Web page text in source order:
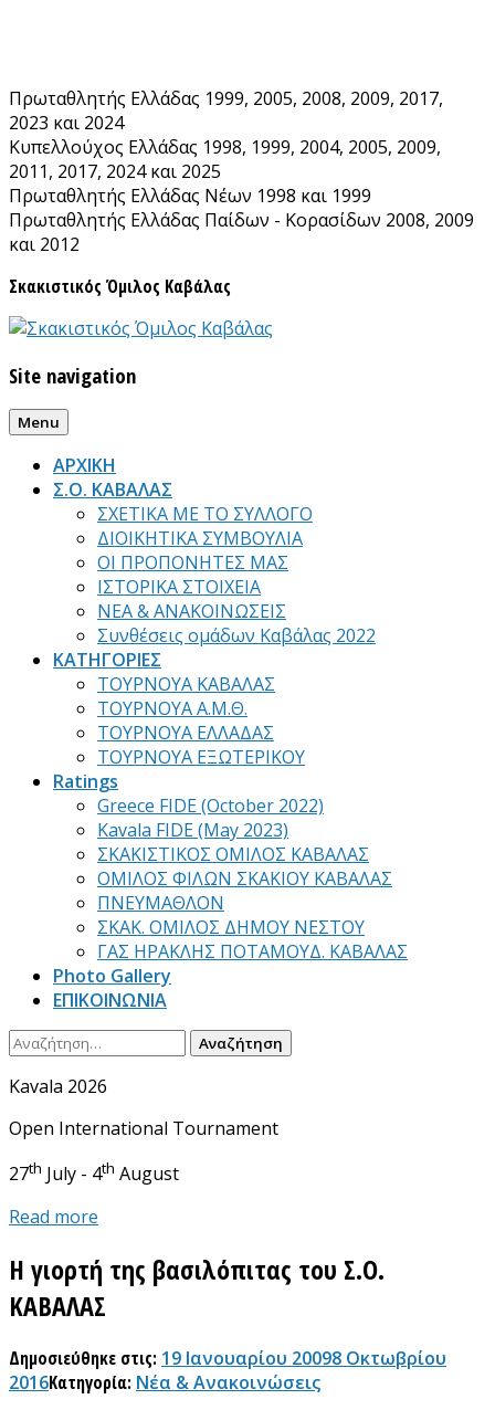
Πρωταθλητής Ελλάδας 1999, 2005, 2008, 2009, 2017,
2023 και 2024
Κυπελλούχος Ελλάδας 1998, 1999, 2004, 2005, 2009,
2011, 2017, 2024 και 2025
Πρωταθλητής Ελλάδας Νέων 1998 και 1999
Πρωταθλητής Ελλάδας Παίδων - Κορασίδων 2008, 2009
και 2012
Σκακιστικός Όμιλος Καβάλας
Site navigation
Menu
ΑΡΧΙΚΗ
Σ.Ο. ΚΑΒΑΛΑΣ
ΣΧΕΤΙΚΑ ΜΕ ΤΟ ΣΥΛΛΟΓΟ
ΔΙΟΙΚΗΤΙΚΑ ΣΥΜΒΟΥΛΙΑ
ΟΙ ΠΡΟΠΟΝΗΤΕΣ ΜΑΣ
ΙΣΤΟΡΙΚΑ ΣΤΟΙΧΕΙΑ
ΝΕΑ & ΑΝΑΚΟΙΝΩΣΕΙΣ
Συνθέσεις ομάδων Καβάλας 2022
ΚΑΤΗΓΟΡΙΕΣ
ΤΟΥΡΝΟΥΑ ΚΑΒΑΛΑΣ
ΤΟΥΡΝΟΥΑ Α.Μ.Θ.
ΤΟΥΡΝΟΥΑ ΕΛΛΑΔΑΣ
ΤΟΥΡΝΟΥΑ ΕΞΩΤΕΡΙΚΟΥ
Ratings
Greece FIDE (October 2022)
Kavala FIDE (May 2023)
ΣΚΑΚΙΣΤΙΚΟΣ ΟΜΙΛΟΣ ΚΑΒΑΛΑΣ
ΟΜΙΛΟΣ ΦΙΛΩΝ ΣΚΑΚΙΟΥ ΚΑΒΑΛΑΣ
ΠΝΕΥΜΑΘΛΟΝ
ΣΚΑΚ. ΟΜΙΛΟΣ ΔΗΜΟΥ ΝΕΣΤΟΥ
ΓΑΣ ΗΡΑΚΛΗΣ ΠΟΤΑΜΟΥΔ. ΚΑΒΑΛΑΣ
Photo Gallery
ΕΠΙΚΟΙΝΩΝΙΑ
Αναζήτηση
Kavala 2026
Open International Tournament
27th July - 4th August
Read more
Η γιορτή της βασιλόπιτας του Σ.Ο.
ΚΑΒΑΛΑΣ
Δημοσιεύθηκε στις: 19 Ιανουαρίου 20098 Οκτωβρίου
2016Κατηγορία: Νέα & Ανακοινώσεις